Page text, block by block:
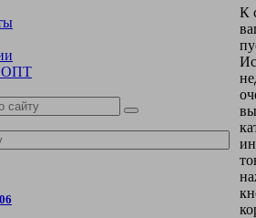
К